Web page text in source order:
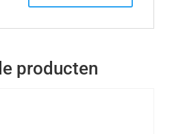
producten